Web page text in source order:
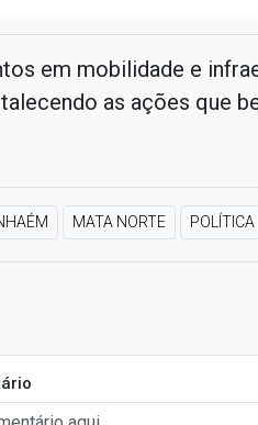
em mobilidade e
as ações que
MATA NORTE POLÍTICA